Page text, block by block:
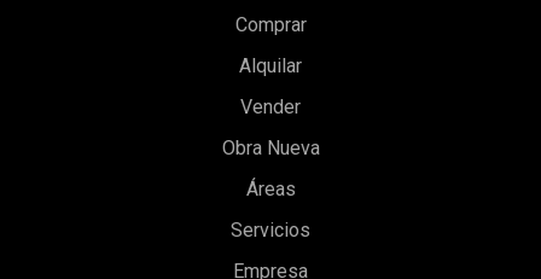
Comprar
Alquilar
Vender
Obra Nueva
Áreas
Servicios
Empresa
Guardar configuración Aceptar todas